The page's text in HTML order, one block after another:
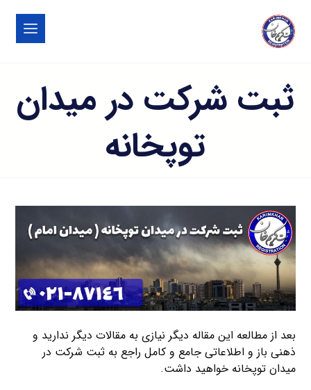
ثبت شرکت در میدان
توپخانه
بعد از مطالعه این مقاله دیگر نیازی به مقالات دیگر ندارید و
ذهنی باز و اطلاعاتی جامع و کامل راجع به ثبت شرکت در
میدان توپخانه خواهید داشت.